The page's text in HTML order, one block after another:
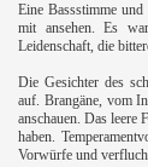
Eine Bassstimme
mit ansehen. Es
Leidenschaft, die
Die Gesichter des
auf. Brangäne, vom
anschauen. Das leere
haben.
Vorwürfe und